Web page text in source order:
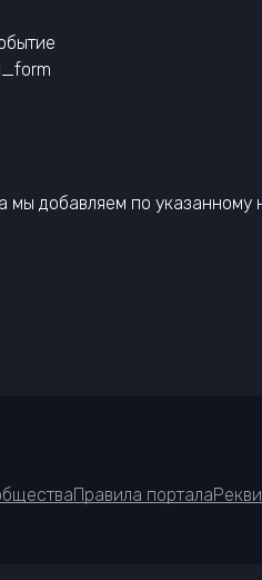
добавляем по указанному
Правила портала